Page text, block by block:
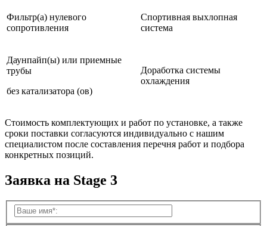
Фильтр(а) нулевого
сопротивления
Спортивная выхлопная
система
Даунпайп(ы) или приемные
трубы
без катализатора (ов)
Доработка системы
охлаждения
Стоимость комплектующих и работ по установке, а также
сроки поставки согласуются индивидуально с нашим
специалистом после составления перечня работ и подбора
конкретных позиций.
Заявка на Stage 3